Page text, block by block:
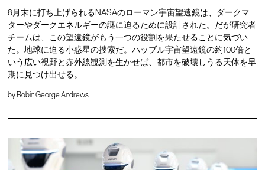
8月末に打ち上げられるNASAのローマン宇宙望遠鏡は、ダークマ
ターやダークエネルギーの謎に迫るために設計された。だが研究者
チームは、この望遠鏡がもう一つの役割を果たせることに気づい
た。地球に迫る小惑星の捜索だ。ハッブル宇宙望遠鏡の約100倍と
いう広い視野と赤外線観測を生かせば、都市を破壊しうる天体を早
期に見つけ出せる。
by Robin George Andrews